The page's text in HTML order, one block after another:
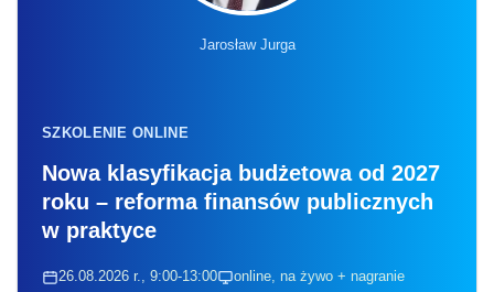
Jarosław Jurga
SZKOLENIE ONLINE
Nowa klasyfikacja budżetowa od 2027
roku – reforma finansów publicznych
w praktyce
26.08.2026 r., 9:00-13:00 online, na żywo + nagranie